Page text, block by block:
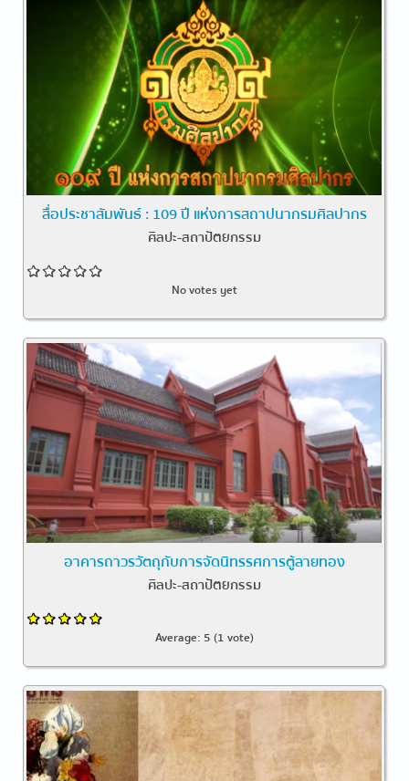
สื่อประชาสัมพันธ์ : 109 ปี แห่งการสถาปนากรมศิลปากร
ศิลปะ-สถาปัตยกรรม
No votes yet
อาคารถาวรวัตถุกับการจัดนิทรรศการตู้ลายทอง
ศิลปะ-สถาปัตยกรรม
Average: 5 (1 vote)